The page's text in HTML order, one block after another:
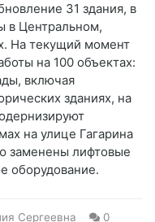
31 здания, в
в Центральном,
На текущий момент
на 100 объектах:
включая
зданиях, на
на улице Гагарина
заменены лифтовые
оборудование.
Сергеевна 0